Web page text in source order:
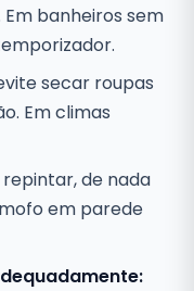
banheiros sem
secar roupas
Em climas
de nada
em parede